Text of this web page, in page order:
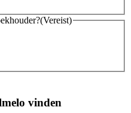
(Vereist)
vinden